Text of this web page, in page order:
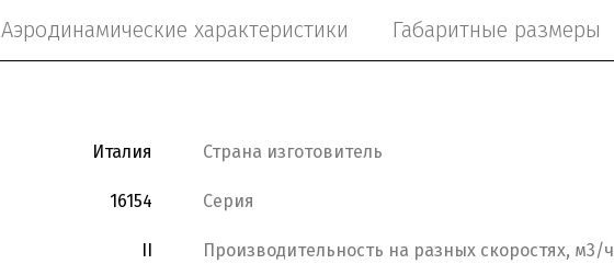
Аэродинамические характеристики Габаритные размеры
Италия Страна изготовитель
16154 Серия
II Производительность на разных скоростях, м3/ч